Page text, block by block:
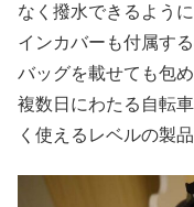
なく撥水できるよう
インカバーも付属す
バッグを載せても包
複数日にわたる自転
く使えるレベルの製